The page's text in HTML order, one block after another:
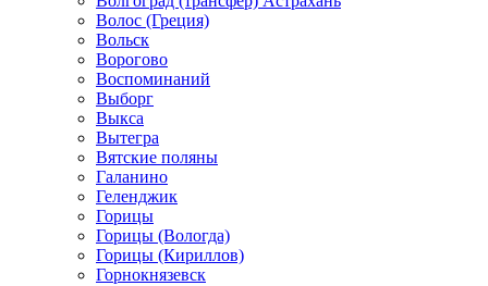
Волос (Греция)
Вольск
Ворогово
Воспоминаний
Выборг
Выкса
Вытегра
Вятские поляны
Галанино
Геленджик
Горицы
Горицы (Вологда)
Горицы (Кириллов)
Горнокнязевск